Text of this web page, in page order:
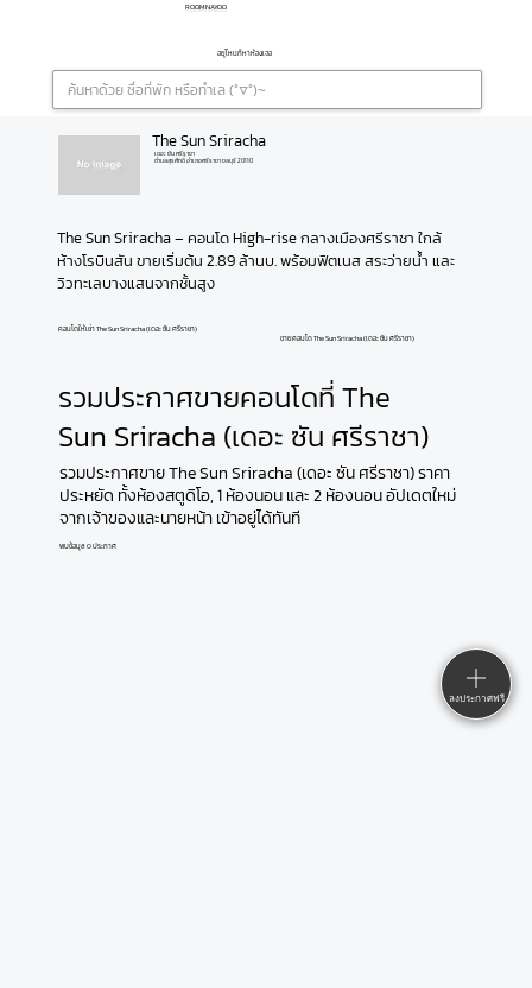
ROOMNAYOO
อยู่ไหนก็หาห้องเจอ
The Sun Sriracha
เดอะ ซัน ศรีราชา
ตำบลสุรศักดิ์ อำเภอศรีราชา ชลบุรี 20110
The Sun Sriracha – คอนโด High-rise กลางเมืองศรีราชา ใกล้
ห้างโรบินสัน ขายเริ่มต้น 2.89 ล้านบ. พร้อมฟิตเนส สระว่ายน้ำ และ
วิวทะเลบางแสนจากชั้นสูง
คอนโดให้เช่า The Sun Sriracha (เดอะ ซัน ศรีราชา)
ขายคอนโด The Sun Sriracha (เดอะ ซัน ศรีราชา)
รวมประกาศขายคอนโดที่ The
Sun Sriracha (เดอะ ซัน ศรีราชา)
รวมประกาศขาย The Sun Sriracha (เดอะ ซัน ศรีราชา) ราคา
ประหยัด ทั้งห้องสตูดิโอ, 1 ห้องนอน และ 2 ห้องนอน อัปเดตใหม่
จากเจ้าของและนายหน้า เข้าอยู่ได้ทันที
พบข้อมูล 0 ประกาศ
ลงประกาศฟรี